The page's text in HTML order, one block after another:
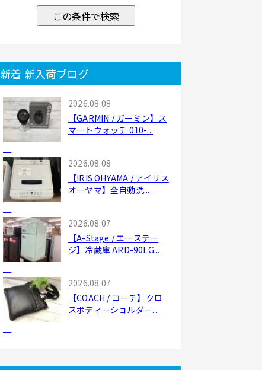
この条件で検索
新着 新入荷ブログ
2026.08.08
【GARMIN / ガーミン】ス
マートウォッチ 010-...
2026.08.08
【IRIS OHYAMA / アイリス
オーヤマ】全自動洗...
2026.08.07
【A-Stage / エーステー
ジ】冷蔵庫 ARD-90LG...
2026.08.07
【COACH / コーチ】クロ
スボディーショルダー...